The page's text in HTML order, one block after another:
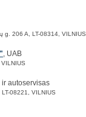
g. 206 A, LT-08314, VILNIUS
, UAB
ir autoservisas
08221, VILNIUS